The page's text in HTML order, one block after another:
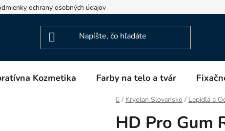
ochrany osobných údajov
Kozmetika Farby na telo a tvár
Domov
/ Kryolan Slovensko / Lepidlá a
HD Pro Gum